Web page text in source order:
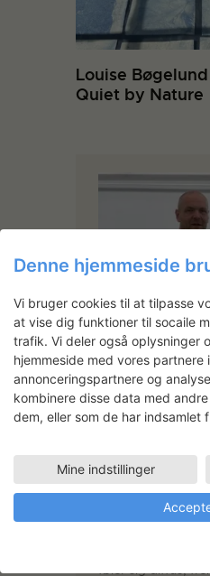
Louise
Quiet by Nature
Daniel Svarre
Malmö, 2001-
Har udstillet i
Mit kunstneriske
Denne hjemmeside
Vi bruger cookies til at tilpasse
at vise dig funktioner til socaile
trafik. Vi deler også oplysninger
hjemmeside med vores partnere
annonceringspartnere og
kombinere disse data med
dem, eller som de har indsamlet
Mine indstillinger